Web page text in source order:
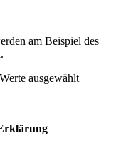
am Beispiel des
ausgewählt